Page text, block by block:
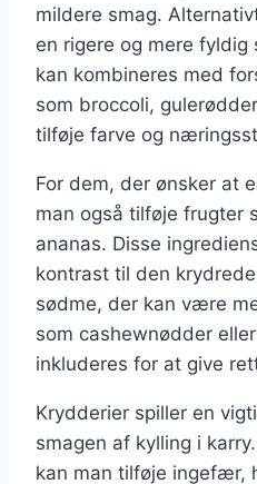
mildere smag.
en rigere og mere fyldig
kan kombineres med
som broccoli,
tilføje farve og
For dem, der ønsker at
man også tilføje frugter
ananas. Disse
kontrast til den
sødme, der kan være
som cashewnødder
inkluderes for at give
Krydderier spiller en
smagen af kylling i
kan man tilføje ingefær,